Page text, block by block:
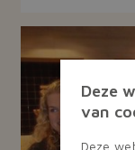
Deze
van
Deze